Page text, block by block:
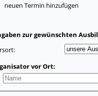
neuen Termin hinzufügen
zur gewünschten
vor Ort: